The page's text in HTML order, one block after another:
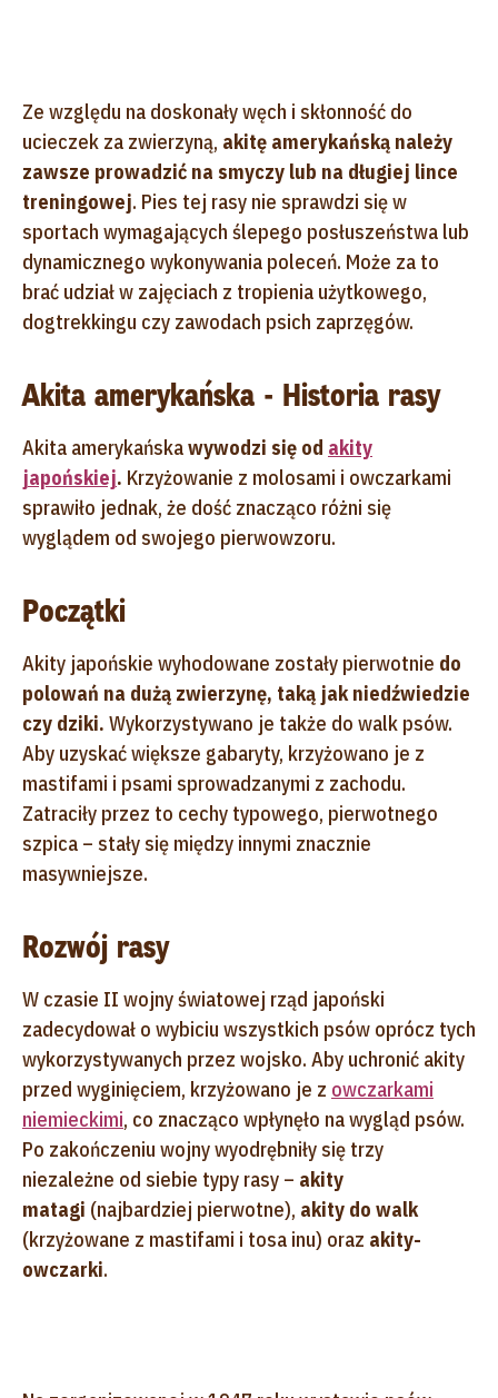
Ze względu na doskonały węch i skłonność do
ucieczek za zwierzyną, akitę amerykańską należy
zawsze prowadzić na smyczy lub na długiej lince
treningowej. Pies tej rasy nie sprawdzi się w
sportach wymagających ślepego posłuszeństwa lub
dynamicznego wykonywania poleceń. Może za to
brać udział w zajęciach z tropienia użytkowego,
dogtrekkingu czy zawodach psich zaprzęgów.
Akita amerykańska - Historia rasy
Akita amerykańskawywodzi się od akity
japońskiej. Krzyżowanie z molosami i owczarkami
sprawiło jednak, że dość znacząco różni się
wyglądem od swojego pierwowzoru.
Początki
Akity japońskie wyhodowane zostały pierwotnie do
polowań na dużą zwierzynę, taką jak niedźwiedzie
czy dziki. Wykorzystywano je także do walk psów.
Aby uzyskać większe gabaryty, krzyżowano je z
mastifami i psami sprowadzanymi z zachodu.
Zatraciły przez to cechy typowego, pierwotnego
szpica – stały się między innymi znacznie
masywniejsze.
Rozwój rasy
W czasie II wojny światowej rząd japoński
zadecydował o wybiciu wszystkich psów oprócz tych
wykorzystywanych przez wojsko. Aby uchronić akity
przed wyginięciem, krzyżowano je z owczarkami
niemieckimi, co znacząco wpłynęło na wygląd psów.
Po zakończeniu wojny wyodrębniły się trzy
niezależne od siebie typy rasy – akity
matagi (najbardziej pierwotne), akity do walk
(krzyżowane z mastifami i tosa inu) oraz akity-
owczarki.